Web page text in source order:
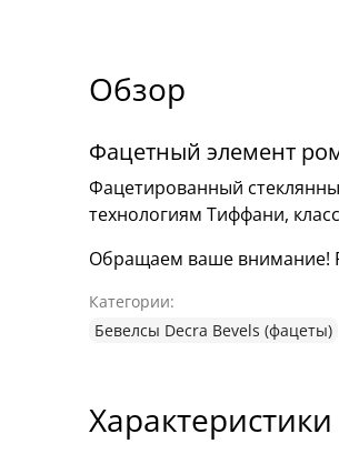
Обзор
Фацетный элемент
Фацетированный
технологиям Тиффани,
Обращаем ваше внимание!
Категории:
Бевелсы Decra Bevels (фацеты)
Характеристики